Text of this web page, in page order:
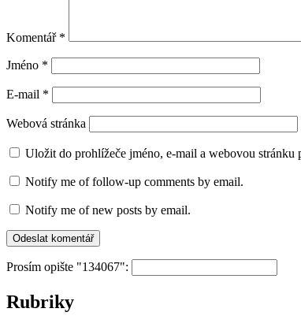
Komentář *
Jméno *
E-mail *
Webová stránka
Uložit do prohlížeče jméno, e-mail a webovou stránku
Notify me of follow-up comments by email.
Notify me of new posts by email.
Prosím opište "134067":
Rubriky